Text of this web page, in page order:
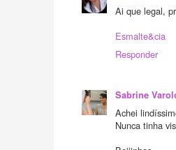
Ai que legal,
Esmalte&cia
Responder
Sabrine
Achei
Nunca tinha